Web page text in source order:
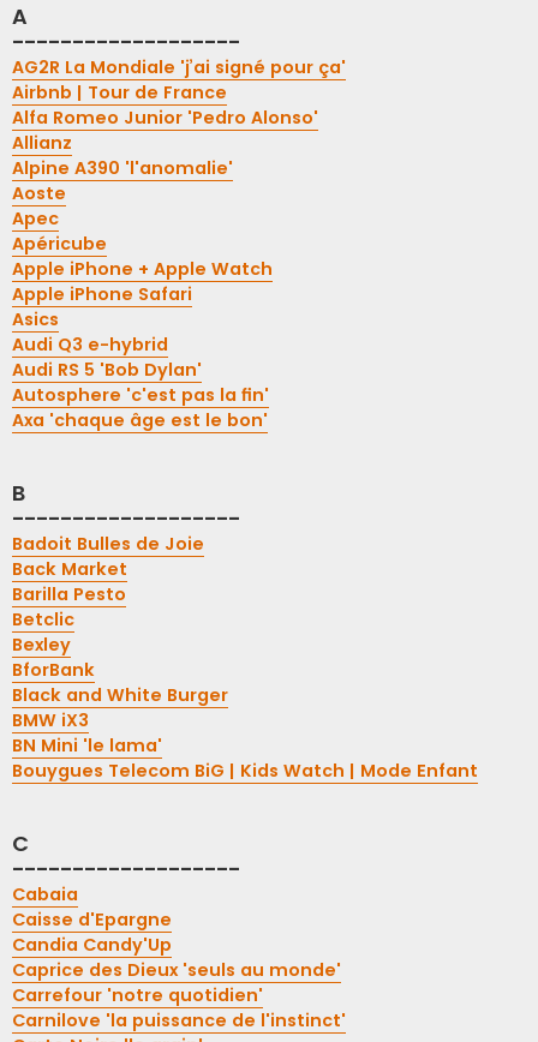
A
-------------------
AG2R La Mondiale 'j’ai signé pour ça'
Airbnb | Tour de France
Alfa Romeo Junior 'Pedro Alonso'
Allianz
Alpine A390 'l'anomalie'
Aoste
Apec
Apéricube
Apple iPhone + Apple Watch
Apple iPhone Safari
Asics
Audi Q3 e-hybrid
Audi RS 5 'Bob Dylan'
Autosphere 'c'est pas la fin'
Axa 'chaque âge est le bon'
B
-------------------
Badoit Bulles de Joie
Back Market
Barilla Pesto
Betclic
Bexley
BforBank
Black and White Burger
BMW iX3
BN Mini 'le lama'
Bouygues Telecom BiG | Kids Watch | Mode Enfant
C
-------------------
Cabaia
Caisse d'Epargne
Candia Candy'Up
Caprice des Dieux 'seuls au monde'
Carrefour 'notre quotidien'
Carnilove 'la puissance de l'instinct'